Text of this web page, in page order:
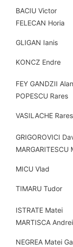
BACIU Victor
FELECAN Horia
GLIGAN Ianis
KONCZ Endre
FEY GANDZII
POPESCU Rares
VASILACHE
GRIGOROVICI
MARGARITESCU
MICU Vlad
TIMARU Tudor
ISTRATE Matei
MARTISCA Andrei
NEGREA Matei